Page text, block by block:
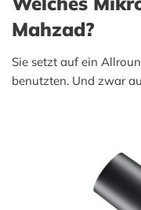
Mahzad?
Sie setzt auf ein
benutzten. Und zwar